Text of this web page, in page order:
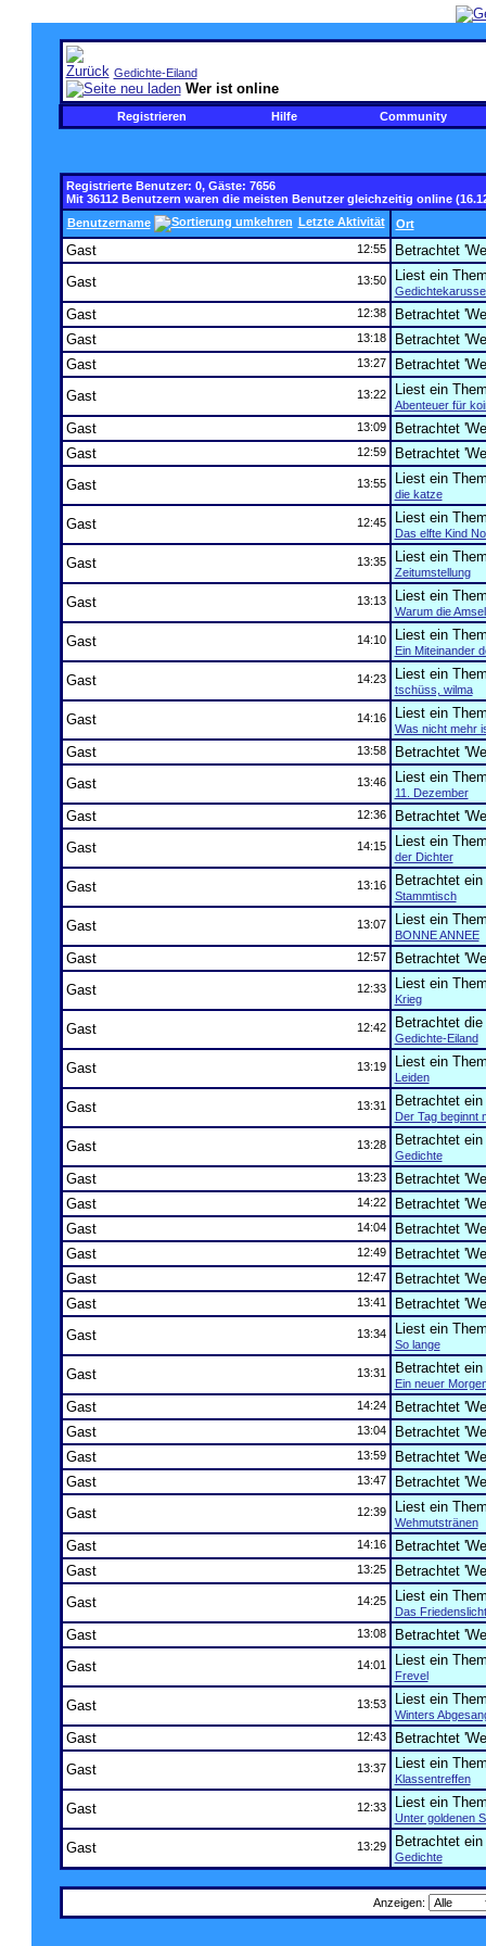
Gedichte-Eiland
Wer ist online
Registrieren Hilfe Community
Registrierte Benutzer: 0, Gäste: 7656
Mit 36112 Benutzern waren die meisten Benutzer gleichzeitig online
Letzte Aktivität
Benutzername
Ort
12:55
Gast Betrachtet
13:50
Gast Liest ein
12:38
Gast Betrachtet
13:18
Gast Betrachtet
13:27
Gast Betrachtet
13:22
Gast Liest ein
Abenteuer für
13:09
Gast Betrachtet
12:59
Gast Betrachtet
13:55
Gast Liest ein
die katze
12:45
Gast Liest ein
Das elfte Kind
13:35
Gast Liest ein
Zeitumstellung
13:13
Gast Liest ein
Warum die
14:10
Gast Liest ein
Ein Miteinander
14:23
Gast Liest ein
tschüss, wilma
14:16
Gast Liest ein
Was nicht mehr
13:58
Gast Betrachtet
13:46
Gast Liest ein
11. Dezember
12:36
Gast Betrachtet
14:15
Gast Liest ein
der Dichter
13:16
Gast Betrachtet ein
Stammtisch
13:07
Gast Liest ein
BONNE ANNEE
12:57
Gast Betrachtet
12:33
Gast Liest ein
Krieg
12:42
Gast Betrachtet
Gedichte-Eiland
13:19
Gast Liest ein
Leiden
13:31
Gast Betrachtet ein
Der Tag beginnt
13:28
Gast Betrachtet ein
Gedichte
13:23
Gast Betrachtet
14:22
Gast Betrachtet
14:04
Gast Betrachtet
12:49
Gast Betrachtet
12:47
Gast Betrachtet
13:41
Gast Betrachtet
13:34
Gast Liest ein
So lange
13:31
Gast Betrachtet ein
Ein neuer
14:24
Gast Betrachtet
13:04
Gast Betrachtet
13:59
Gast Betrachtet
13:47
Gast Betrachtet
12:39
Gast Liest ein
Wehmutstränen
14:16
Gast Betrachtet
13:25
Gast Betrachtet
14:25
Gast Liest ein
Das Friedenslicht
13:08
Gast Betrachtet
14:01
Gast Liest ein
Frevel
13:53
Gast Liest ein
Winters
12:43
Gast Betrachtet
13:37
Gast Liest ein
Klassentreffen
12:33
Gast Liest ein
Unter goldenen
13:29
Gast Betrachtet ein
Gedichte
Anzeigen: